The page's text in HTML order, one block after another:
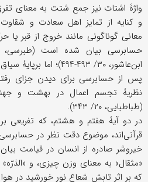
و کنایه از تمایز اهل سعادت و
معانی گوناگونی مانند خروج از قبر
ابن‌عاشور، ۳۰/ ۴۹۳-
پس از حسابرسی برای دیدن جزای
نظریۀ تجسم اعمال در بهشت و
(طباطبایی، ۲۰/ ۳۴۳).
در دو آیۀ هفتم و هشتم، که تفریعی
قرآنی‌اند، موضوع دقت نظر در
خیروشر صادره از انسان در قیامت
«مثقال» به معنای وزن چیزی، و